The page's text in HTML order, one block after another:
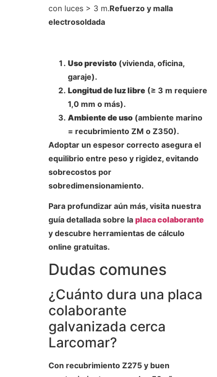
con luces > 3 m.Refuerzo y malla
electrosoldada
Uso previsto (vivienda, oficina,
garaje).
Longitud de luz libre (≥ 3 m requiere
1,0 mm o más).
Ambiente de uso (ambiente marino
= recubrimiento ZM o Z350).
Adoptar un espesor correcto asegura el
equilibrio entre peso y rigidez, evitando
sobrecostos por
sobredimensionamiento.
Para profundizar aún más, visita nuestra
guía detallada sobre la placa colaborante
y descubre herramientas de cálculo
online gratuitas.
Dudas comunes
¿Cuánto dura una placa
colaborante
galvanizada cerca
Larcomar?
Con recubrimiento Z275 y buen